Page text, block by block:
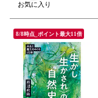
8/8時点_ポイント最大11倍